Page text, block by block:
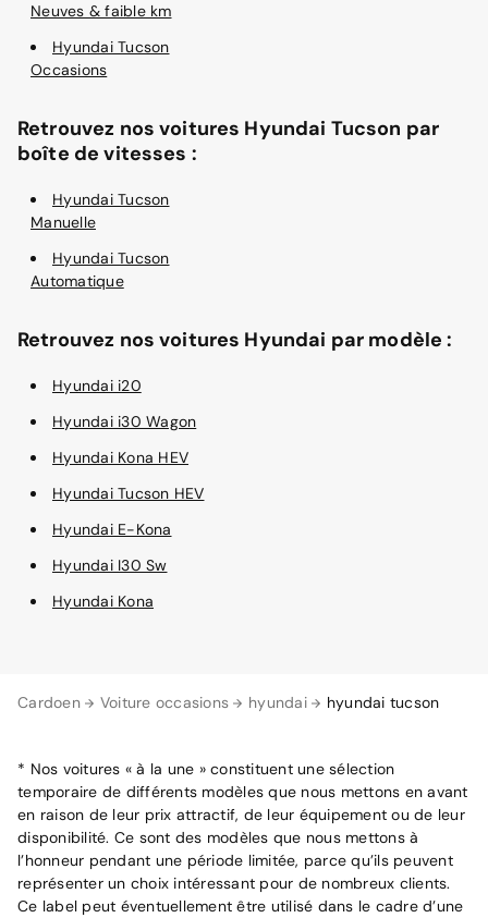
Cardoen Voiture occasions hyundai hyundai tucson
Neuves & faible km
Hyundai Tucson
Occasions
Retrouvez nos voitures Hyundai Tucson par
boîte de vitesses :
Hyundai Tucson
Manuelle
Hyundai Tucson
Automatique
Retrouvez nos voitures Hyundai par modèle :
Hyundai i20
Hyundai i30 Wagon
Hyundai Kona HEV
Hyundai Tucson HEV
Hyundai E-Kona
Hyundai I30 Sw
Hyundai Kona
* Nos voitures « à la une » constituent une sélection
temporaire de différents modèles que nous mettons en avant
en raison de leur prix attractif, de leur équipement ou de leur
disponibilité. Ce sont des modèles que nous mettons à
l’honneur pendant une période limitée, parce qu’ils peuvent
représenter un choix intéressant pour de nombreux clients.
Ce label peut éventuellement être utilisé dans le cadre d’une